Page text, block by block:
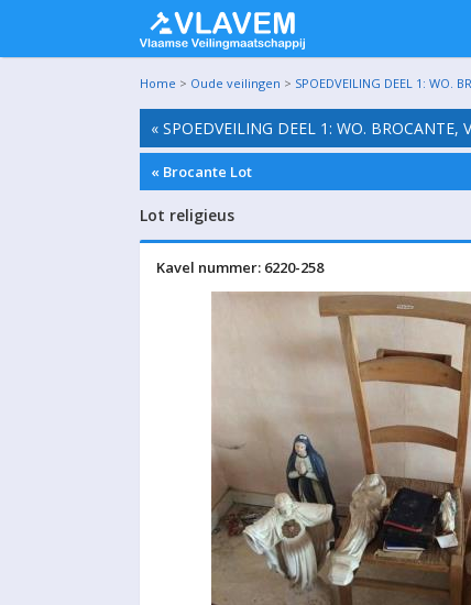
Home > Oude veilingen > SPOEDVEILING DEEL 1: WO.
« SPOEDVEILING DEEL 1: WO. BROCANTE,
« Brocante Lot
Lot religieus
Kavel nummer: 6220-258